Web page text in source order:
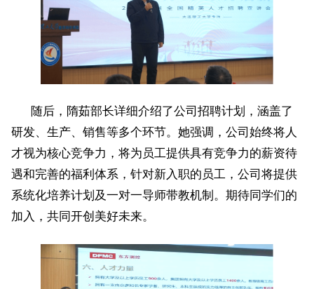
随后，隋茹部长详细介绍了公司招聘计划，涵盖了
研发、生产、销售等多个环节。她强调，公司始终将人
才视为核心竞争力，将为员工提供具有竞争力的薪资待
遇和完善的福利体系，针对新入职的员工，公司将提供
系统化培养计划及一对一导师带教机制。期待同学们的
加入，共同开创美好未来。